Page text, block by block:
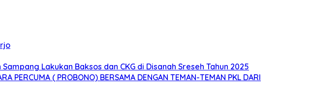
Lakukan Baksos dan CKG di Disanah Sreseh Tahun 2025
PERCUMA ( PROBONO) BERSAMA DENGAN TEMAN-TEMAN PKL DARI